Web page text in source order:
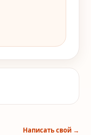
Написать свой →